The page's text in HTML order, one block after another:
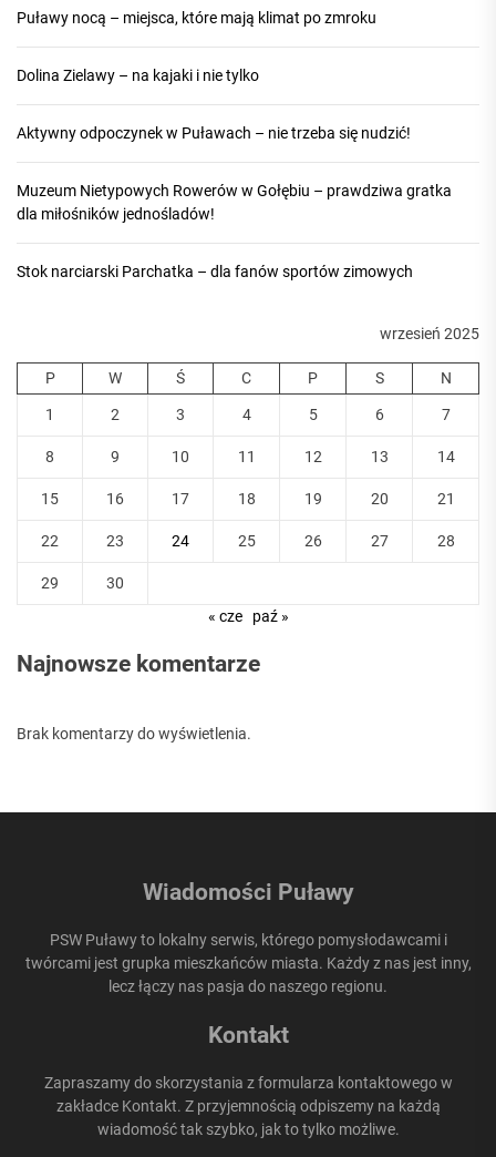
Puławy nocą – miejsca, które mają klimat po zmroku
Dolina Zielawy – na kajaki i nie tylko
Aktywny odpoczynek w Puławach – nie trzeba się nudzić!
Muzeum Nietypowych Rowerów w Gołębiu – prawdziwa gratka
dla miłośników jednośladów!
Stok narciarski Parchatka – dla fanów sportów zimowych
wrzesień 2025
P W Ś C P S N
1 2 3 4 5 6 7
8 9 10 11 12 13 14
15 16 17 18 19 20 21
22 23 24 25 26 27 28
29
30
« cze
paź »
Najnowsze komentarze
Brak komentarzy do wyświetlenia.
Wiadomości Puławy
PSW Puławy to lokalny serwis, którego pomysłodawcami i
twórcami jest grupka mieszkańców miasta. Każdy z nas jest inny,
lecz łączy nas pasja do naszego regionu.
Kontakt
Zapraszamy do skorzystania z formularza kontaktowego w
zakładce Kontakt. Z przyjemnością odpiszemy na każdą
wiadomość tak szybko, jak to tylko możliwe.